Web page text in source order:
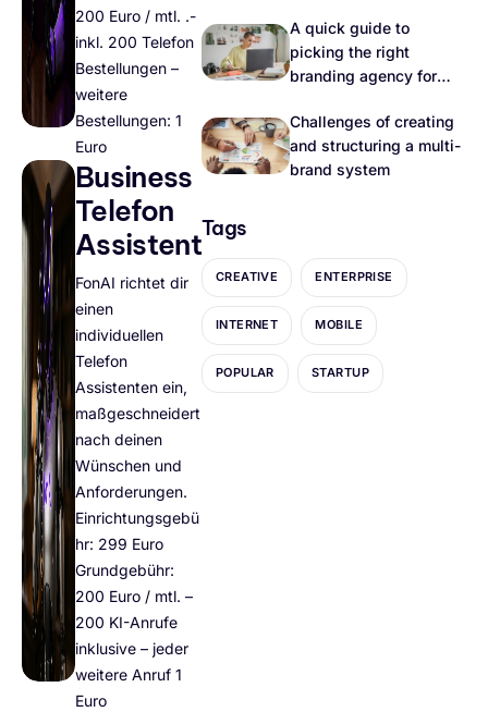
200 Euro / mtl. .-
inkl. 200 Telefon
Bestellungen –
weitere
Bestellungen: 1
Euro
Business
Telefon
Assistent
FonAI richtet dir
einen
individuellen
Telefon
Assistenten ein,
maßgeschneidert
nach deinen
Wünschen und
Anforderungen.
Einrichtungsgebü
hr: 299 Euro
Grundgebühr:
200 Euro / mtl. –
200 KI-Anrufe
inklusive – jeder
weitere Anruf 1
Euro
A quick guide to
picking the right
branding agency for
Challenges of creating
and structuring a multi-
brand system
Tags
CREATIVE ENTERPRISE
INTERNET MOBILE
POPULAR STARTUP